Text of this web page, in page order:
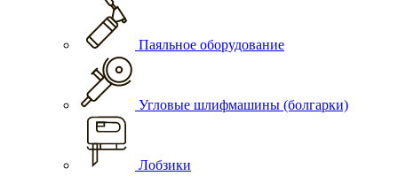
Паяльное оборудование
Угловые шлифмашины (болгарки)
Лобзики